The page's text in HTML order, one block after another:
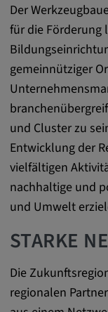
Der
für die Förderung
gemeinnütziger
und Cluster zu
Entwicklung der
vielfältigen
nachhaltige und
und Umwelt
STARKE
Die
regionalen
Anbieter:
Zweck:
Mit
und
Cookie
Youtube
Name:
remote-